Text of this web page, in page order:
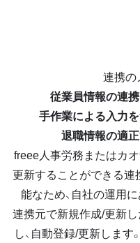
連携の
従業員情報の連
手作業による入力
退職情報の適
freee人事労務またはカ
更新することができる連
能なため、自社の運用
連携元で新規作成/更新
し、自動登録/更新しま